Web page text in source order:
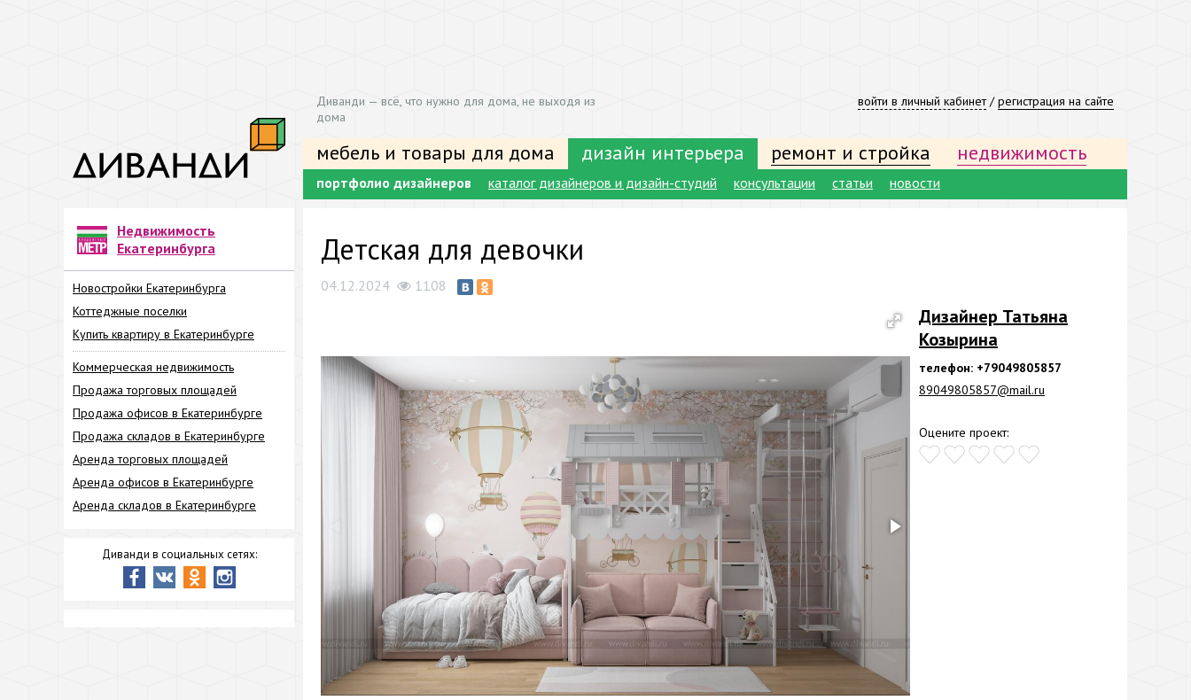
войти в личный кабинет/регистрация на сайте
Диванди — всё, что нужно для дома, не выходя из
дома
мебель и товары для дома дизайн интерьера ремонт и стройка недвижимость
портфолио дизайнеров каталог дизайнеров и дизайн-студий консультации статьи новости
Недвижимость
Екатеринбурга
Новостройки Екатеринбурга
Коттеджные поселки
Купить квартиру в Екатеринбурге
Коммерческая недвижимость
Продажа торговых площадей
Продажа офисов в Екатеринбурге
Продажа складов в Екатеринбурге
Аренда торговых площадей
Аренда офисов в Екатеринбурге
Аренда складов в Екатеринбурге
Диванди в социальных сетях:
Детская для девочки
04.12.2024 1108
Дизайнер Татьяна
Козырина
телефон: +79049805857
89049805857@mail.ru
Оцените проект: